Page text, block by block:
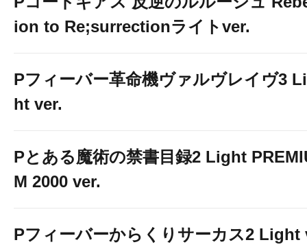
ion to Re;surrectionライトver.
Pフィーバー革命機ヴァルヴレイヴ3
ht ver.
Pとある魔術の禁書目録2 Light
M 2000 ver.
Pフィーバーからくりサーカス2 Light